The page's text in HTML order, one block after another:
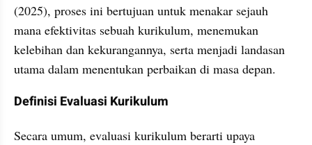
(2025), proses ini bertujuan untuk menakar sejauh
mana efektivitas sebuah kurikulum, menemukan
kelebihan dan kekurangannya, serta menjadi landasan
utama dalam menentukan perbaikan di masa depan.
Definisi Evaluasi Kurikulum
Secara umum, evaluasi kurikulum berarti upaya